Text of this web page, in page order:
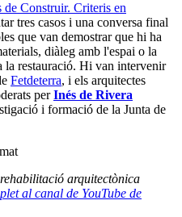
de Construir. Criteris en
tres casos i una conversa final
que van demostrar que hi ha
diàleg amb l'espai o la
la restauració. Hi van intervenir
Fetdeterra, i els arquitectes
perInés de Rivera
i formació de la Junta de
arquitectònica
al canal de YouTube de